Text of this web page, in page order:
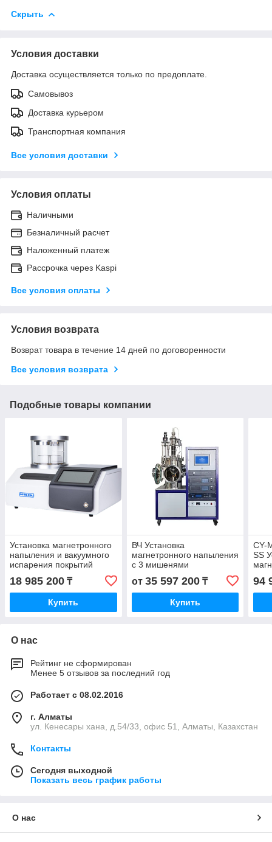
Скрыть
Условия доставки
Доставка осуществляется только по предоплате.
Самовывоз
Доставка курьером
Транспортная компания
Все условия доставки
Условия оплаты
Наличными
Безналичный расчет
Наложенный платеж
Рассрочка через Kaspi
Все условия оплаты
Условия возврата
Возврат товара в течение 14 дней по договоренности
Все условия возврата
Подобные товары компании
Установка магнетронного
напыления и вакуумного
испарения покрытий
18 985 200 ₸
Купить
ВЧ Установка
магнетронного напыления
с 3 мишенями
от 35 597 200₸
Купить
CY-
SS
94
О нас
Рейтинг не сформирован
Менее 5 отзывов за последний год
Работает с 08.02.2016
г. Алматы
ул. Кенесары хана, д.54/33, офис 51, Алматы, Казахстан
Контакты
Сегодня выходной
Показать весь график работы
О нас